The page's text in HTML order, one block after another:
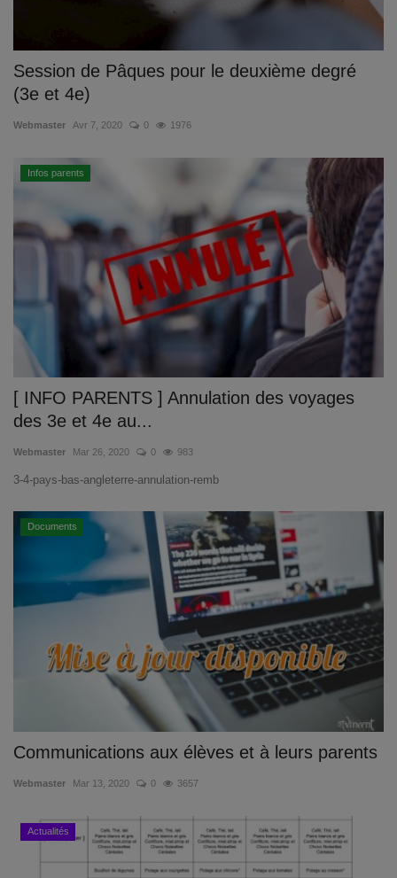
Session de Pâques pour le deuxième degré
(3e et 4e)
Webmaster Avr 7, 2020 0 1976
Infos parents
[ INFO PARENTS ] Annulation des voyages
des 3e et 4e au...
Webmaster Mar 26, 2020 0 983
3-4-pays-bas-angleterre-annulation-remb
Documents
Communications aux élèves et à leurs parents
Webmaster Mar 13, 2020 0 3657
Actualités